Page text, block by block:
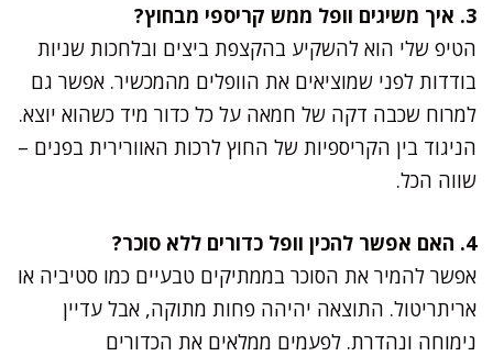
3. איך משיגים וופל ממש קריספי מבחוץ?
הטיפ שלי הוא להשקיע בהקצפת ביצים ובלחכות שניות
בודדות לפני שמוציאים את הוופלים מהמכשיר. אפשר גם
למרוח שכבה דקה של חמאה על כל כדור מיד כשהוא יוצא.
הניגוד בין הקריספיות של החוץ לרכות האוורירית בפנים –
שווה הכל.
4. האם אפשר להכין וופל כדורים ללא סוכר?
אפשר להמיר את הסוכר בממתיקים טבעיים כמו סטיביה או
אריתריטול. התוצאה יהיהה פחות מתוקה, אבל עדיין
נימוחה ונהדרת. לפעמים ממלאים את הכדורים